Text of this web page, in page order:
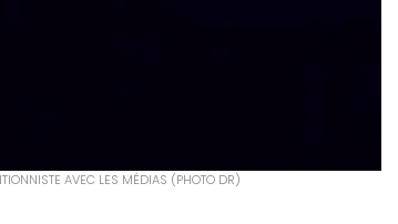
AVEC LES MÉDIAS (PHOTO DR)